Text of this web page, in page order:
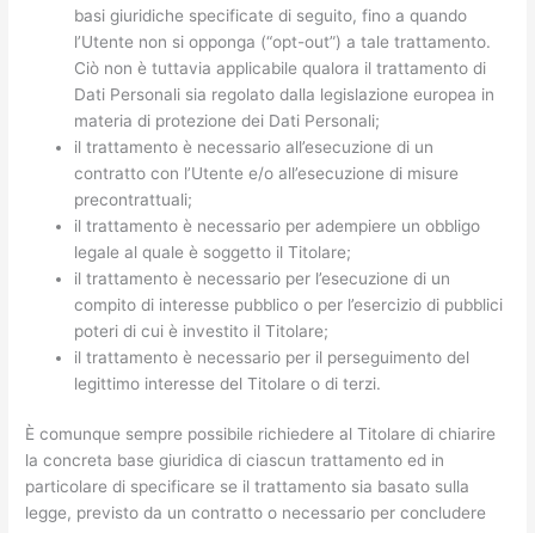
basi giuridiche specificate di seguito, fino a quando
l’Utente non si opponga (“opt-out”) a tale trattamento.
Ciò non è tuttavia applicabile qualora il trattamento di
Dati Personali sia regolato dalla legislazione europea in
materia di protezione dei Dati Personali;
il trattamento è necessario all’esecuzione di un
contratto con l’Utente e/o all’esecuzione di misure
precontrattuali;
il trattamento è necessario per adempiere un obbligo
legale al quale è soggetto il Titolare;
il trattamento è necessario per l’esecuzione di un
compito di interesse pubblico o per l’esercizio di pubblici
poteri di cui è investito il Titolare;
il trattamento è necessario per il perseguimento del
legittimo interesse del Titolare o di terzi.
È comunque sempre possibile richiedere al Titolare di chiarire
la concreta base giuridica di ciascun trattamento ed in
particolare di specificare se il trattamento sia basato sulla
legge, previsto da un contratto o necessario per concludere